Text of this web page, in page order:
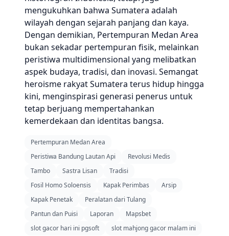
mengukuhkan bahwa Sumatera adalah
wilayah dengan sejarah panjang dan kaya.
Dengan demikian, Pertempuran Medan Area
bukan sekadar pertempuran fisik, melainkan
peristiwa multidimensional yang melibatkan
aspek budaya, tradisi, dan inovasi. Semangat
heroisme rakyat Sumatera terus hidup hingga
kini, menginspirasi generasi penerus untuk
tetap berjuang mempertahankan
kemerdekaan dan identitas bangsa.
Pertempuran Medan Area
Peristiwa Bandung Lautan Api
Revolusi Medis
Tambo
Sastra Lisan
Tradisi
Fosil Homo Soloensis
Kapak Perimbas
Arsip
Kapak Penetak
Peralatan dari Tulang
Pantun dan Puisi
Laporan
Mapsbet
slot gacor hari ini pgsoft
slot mahjong gacor malam ini